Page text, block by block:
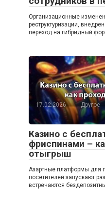
Организационные
реструктуризации,
переход на гибридный
17.02.2026
Другое
Казино с
фриспинами –
отыгрыш
Азартные платформы для
посетителей запускают
встречаются